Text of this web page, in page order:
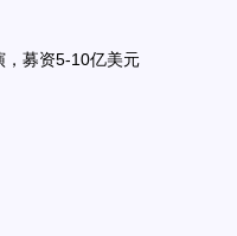
，募资5-10亿美元